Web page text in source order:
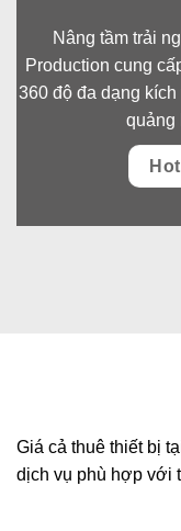
Nâng tầm trải
Production cung
360 độ đa dạng
quảng
Giá cả thuê thiết bị
dịch vụ phù hợp với